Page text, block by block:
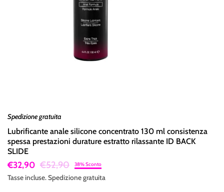
Spedizione gratuita
Lubrificante anale silicone concentrato 130 ml consistenza
spessa prestazioni durature estratto rilassante ID BACK
SLIDE
€32,90 €52,90 38% Sconto
Tasse incluse.Spedizionegratuita